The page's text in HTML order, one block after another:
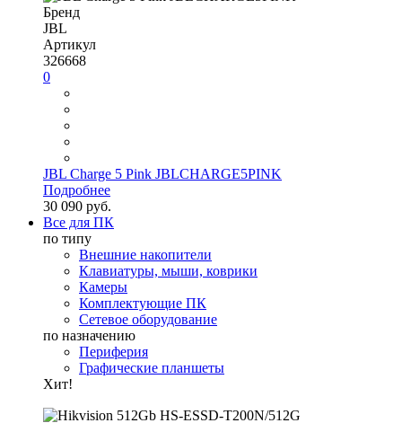
Бренд
JBL
Артикул
326668
0
JBL Charge 5 Pink JBLCHARGE5PINK
Подробнее
30 090 руб.
Все для ПК
по типу
Внешние накопители
Клавиатуры, мыши, коврики
Камеры
Комплектующие ПК
Сетевое оборудование
по назначению
Периферия
Графические планшеты
Хит!